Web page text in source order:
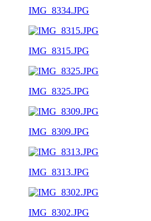
IMG_8334.JPG
IMG_8315.JPG
IMG_8325.JPG
IMG_8309.JPG
IMG_8313.JPG
IMG_8302.JPG